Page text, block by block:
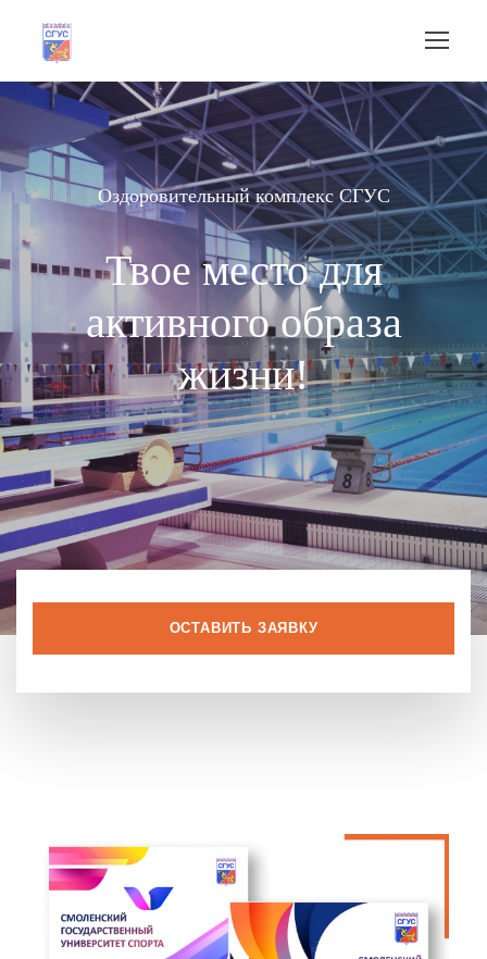
Оздоровительный комплекс СГУС
Твое место для
активного образа
жизни!
ОСТАВИТЬ ЗАЯВКУ